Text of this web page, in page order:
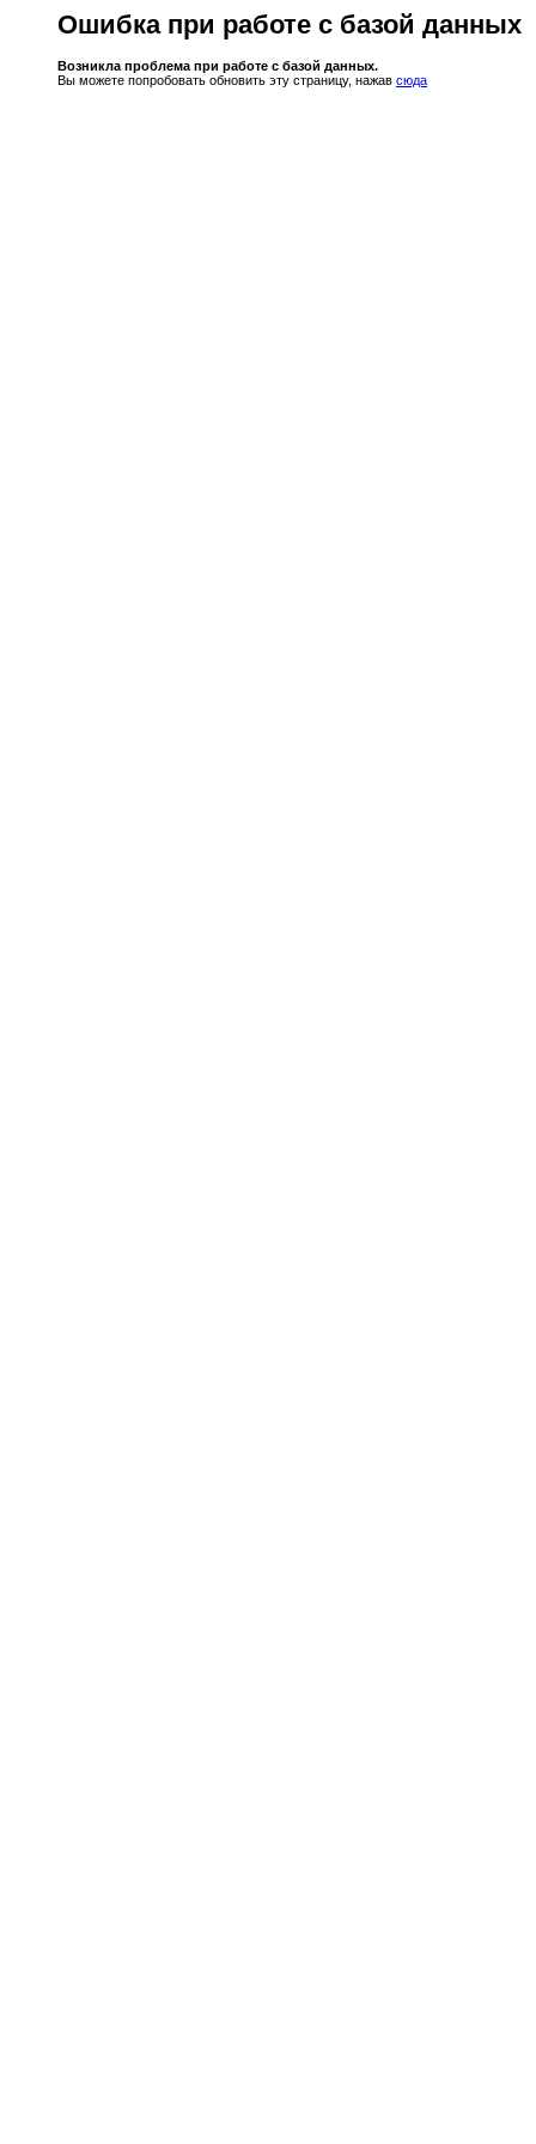
Ошибка при работе с базой данных
Возникла проблема при работе с базой данных.
Вы можете попробовать обновить эту страницу, нажав сюда